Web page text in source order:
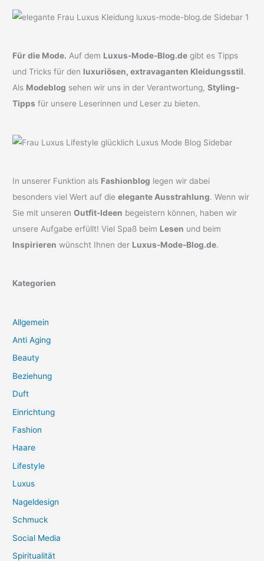
Für die Mode. Auf dem Luxus-Mode-Blog.de gibt es Tipps
und Tricks für den luxuriösen, extravaganten Kleidungsstil.
Als Modeblog sehen wir uns in der Verantwortung,Styling-
Tipps für unsere Leserinnen und Leser zu bieten.
In unserer Funktion als Fashionblog legen wir dabei
besonders viel Wert auf dieelegante Ausstrahlung. Wenn wir
Sie mit unserenOutfit-Ideen begeistern können, haben wir
unsere Aufgabe erfüllt! Viel Spaß beim Lesen und beim
Inspirieren wünscht Ihnen der Luxus-Mode-Blog.de.
Kategorien
Allgemein
Anti Aging
Beauty
Beziehung
Duft
Einrichtung
Fashion
Haare
Lifestyle
Luxus
Nageldesign
Schmuck
Social Media
Spiritualität